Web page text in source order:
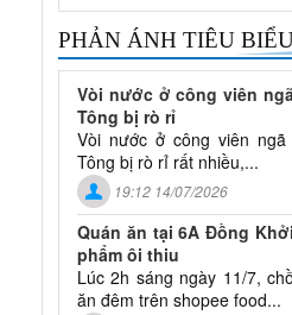
PHẢN ÁNH TIÊU
Vòi nước ở công viên
Tông bị rò rỉ
Vòi nước ở công viên
Tông bị rò rỉ rất nhiều,...
19:12 14/07/2026
Quán ăn tại 6A Đồng
phẩm ôi thiu
Lúc 2h sáng ngày 11/7,
ăn đêm trên shopee food...